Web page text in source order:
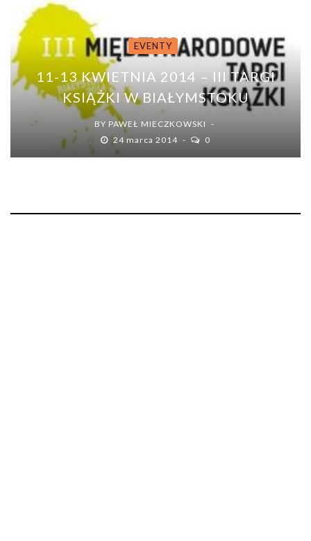
EVENTY
11-13 KWIETNIA 2014 – III TARGI
KSIĄŻKI W BIAŁYMSTOKU
BY PAWEŁ MIECZKOWSKI
24 marca 2014
0